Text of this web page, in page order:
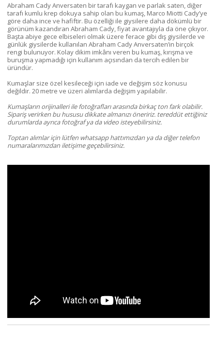
Abraham Cady Anversaten bir tarafı kaygan ve parlak saten, diğer
tarafı kumlu krep dokuya sahip olan bu kumaş, Marco Miotti Cady’ye
göre daha ince ve hafiftir. Bu özelliği ile giysilere daha dökümlü bir
görünüm kazandıran Abraham Cady, fiyat avantajıyla da öne çıkıyor.
Başta abiye gece elbiseleri olmak üzere ferace gibi dış giysilerde ve
günlük giysilerde kullanılan Abraham Cady Anversaten’in birçok
rengi bulunuyor. Kolay dikim imkânı veren bu kumaş, kırışma ve
buruşma yapmadığı için kullanım açısından da tercih edilen bir
üründür.
Kumaşlar size özel kesileceği için iade ve değişim söz konusu
değildir. 20 metre ve üzeri alımlarda değişim yapılabilir.
Kumaşların orijinalleri ile fotoğrafları arasında birkaç ton fark olabilir.
Sipariş verirken bu hususu dikkate almanızı öneririz. tereddüt ettiğiniz
durumlarda ayrıca fotoğraf ya da video isteyebilirsiniz.
Toptan alımlar için lütfen whatsapp hattımızdan ya da diğer telefon
numaralarımızdan iletişime geçebilirsiniz.